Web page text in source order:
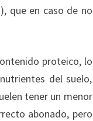
que en caso de no
proteico, lo
del suelo,
tener un menor
abonado, pero